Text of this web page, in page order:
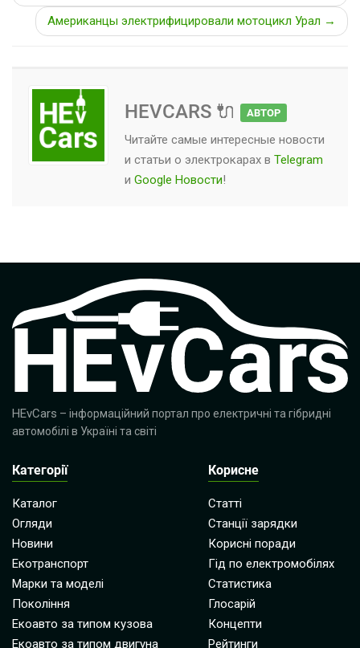
Американцы электрифицировали мотоцикл Урал →
HEVCARS 🔌 АВТОР
Читайте самые интересные новости
и статьи о электрокарах в Telegram
и Google Новости!
HEvCars – інформаційний портал про електричні та гібридні
автомобілі в Україні та світі
Категорії
Каталог
Огляди
Новини
Екотранспорт
Марки та моделі
Покоління
Екоавто за типом кузова
Екоавто за типом двигуна
Корисне
Статті
Станції зарядки
Корисні поради
Гід по електромобілях
Статистика
Глосарій
Концепти
Рейтинги